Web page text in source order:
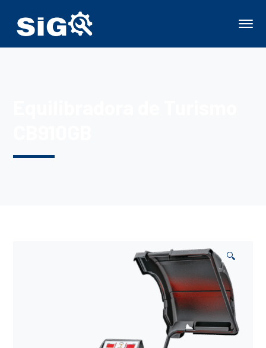
🔍